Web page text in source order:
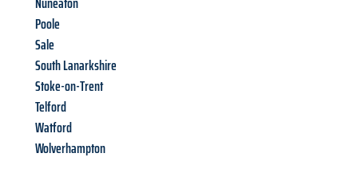
Poole
Sale
South Lanarkshire
Stoke-on-Trent
Telford
Watford
Wolverhampton